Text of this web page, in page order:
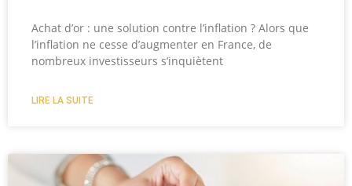
Achat d’or : une solution contre l’inflation ? Alors que
l’inflation ne cesse d’augmenter en France, de
nombreux investisseurs s’inquiètent
LIRE LA SUITE